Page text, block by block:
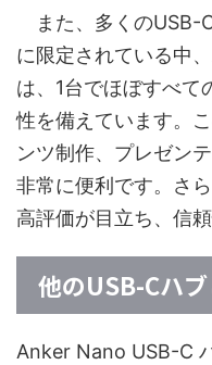
また、多くのUSB-
に限定されている中
は、1台でほぼすべて
性を備えています。
ンツ制作、プレゼン
非常に便利です。さ
高評価が目立ち、信
他のUSB-Cハ
Anker Nano USB-C